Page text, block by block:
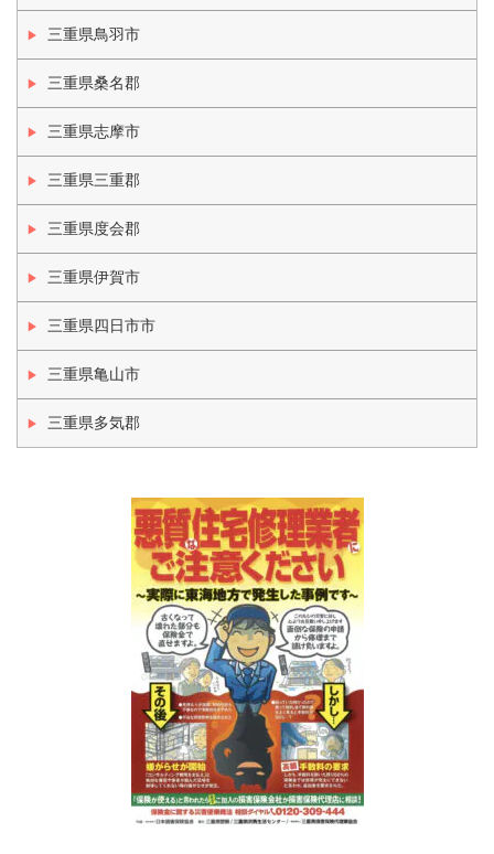
三重県鳥羽市
三重県桑名郡
三重県志摩市
三重県三重郡
三重県度会郡
三重県伊賀市
三重県四日市市
三重県亀山市
三重県多気郡